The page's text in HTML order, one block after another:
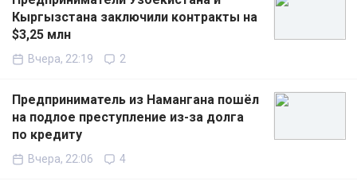
Кыргызстана заключили контракты на
$3,25 млн
Вчера, 22:19 2
Предприниматель из Намангана пошёл
на подлое преступление из-за долга
по кредиту
Вчера, 22:06 4